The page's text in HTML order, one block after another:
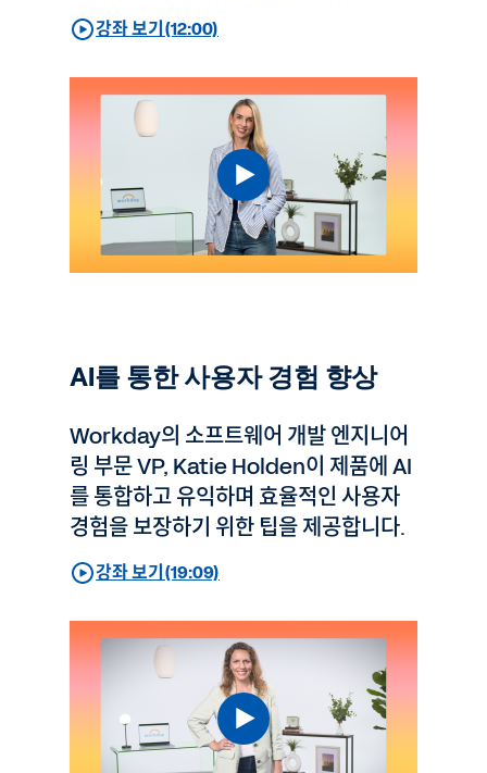
강좌 보기(12:00)
AI를 통한 사용자 경험 향상
Workday의 소프트웨어 개발 엔지니어
링 부문 VP, Katie Holden이 제품에 AI
를 통합하고 유익하며 효율적인 사용자
경험을 보장하기 위한 팁을 제공합니다.
강좌 보기(19:09)